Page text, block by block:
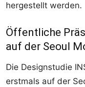
hergestellt werden.
Öffentliche
auf der Seoul
Die Designstudie
erstmals auf der